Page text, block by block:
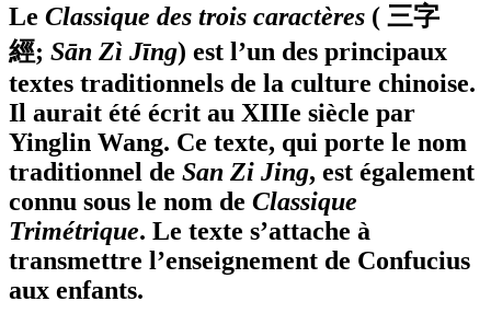
Le Classique des trois caractères ( 三字
經; Sān Zì Jīng) est l’un des principaux
textes traditionnels de la culture chinoise.
Il aurait été écrit au XIIIe siècle par
Yinglin Wang. Ce texte, qui porte le nom
traditionnel de San Zi Jing, est également
connu sous le nom de Classique
Trimétrique. Le texte s’attache à
transmettre l’enseignement de Confucius
aux enfants.